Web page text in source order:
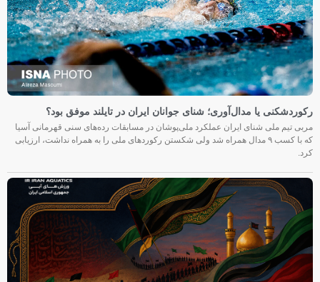
رکوردشکنی یا مدال‌آوری؛ شنای جوانان ایران در تایلند موفق بود؟
مربی تیم ملی شنای ایران عملکرد ملی‌پوشان در مسابقات رده‌های سنی قهرمانی آسیا
که با کسب ۹ مدال همراه شد ولی شکستن رکوردهای ملی را به همراه نداشت، ارزیابی
کرد.